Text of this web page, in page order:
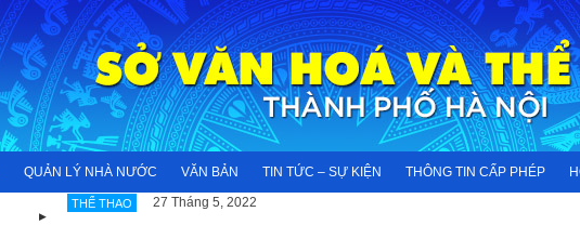
QUẢN LÝ NHÀ NƯỚC VĂN BẢN TIN TỨC – SỰ KIỆN THÔNG TIN CẤP PHÉP
THỂ THAO 27 Tháng 5, 2022